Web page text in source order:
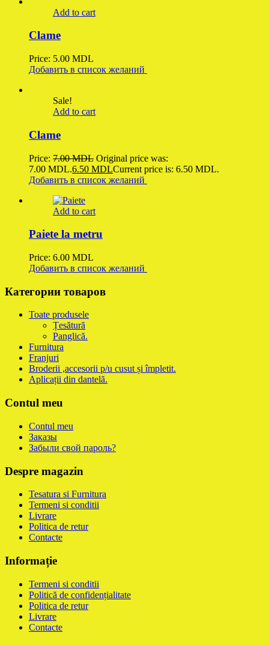
Add to cart
Clame
Price: 5.00 MDL
Добавить в список желаний
Sale!
Add to cart
Clame
Price: 7.00MDL Original price was:
7.00 MDL.6.50 MDLCurrent price is: 6.50 MDL.
Добавить в список желаний
Add to cart
Paiete la metru
Price: 6.00 MDL
Добавить в список желаний
Категории товаров
Toate produsele
Țesătură
Panglică.
Furnitura
Franjuri
Broderii ,accesorii p/u cusut și împletit.
Aplicații din dantelă.
Contul meu
Contul meu
Заказы
Забыли свой пароль?
Despre magazin
Tesatura si Furnitura
Termeni si conditii
Livrare
Politica de retur
Contacte
Informație
Termeni si conditii
Politică de confidențialitate
Politica de retur
Livrare
Contacte